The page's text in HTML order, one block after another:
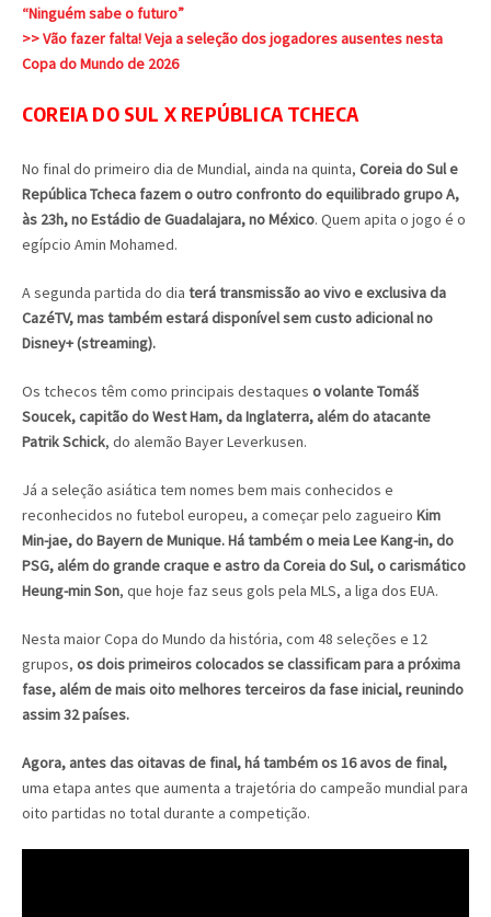
“Ninguém sabe o futuro”
>> Vão fazer falta! Veja a seleção dos jogadores ausentes nesta
Copa do Mundo de 2026
COREIA DO SUL X REPÚBLICA TCHECA
No final do primeiro dia de Mundial, ainda na quinta, Coreia do Sul e
República Tcheca fazem o outro confronto do equilibrado grupo A,
às 23h, no Estádio de Guadalajara, no México. Quem apita o jogo é o
egípcio Amin Mohamed.
A segunda partida do dia terá transmissão ao vivo e exclusiva da
CazéTV, mas também estará disponível sem custo adicional no
Disney+ (streaming).
Os tchecos têm como principais destaques o volante Tomáš
Soucek, capitão do West Ham, da Inglaterra, além do atacante
Patrik Schick, do alemão Bayer Leverkusen.
Já a seleção asiática tem nomes bem mais conhecidos e
reconhecidos no futebol europeu, a começar pelo zagueiro Kim
Min-jae, do Bayern de Munique. Há também o meia Lee Kang-in, do
PSG, além do grande craque e astro da Coreia do Sul, o carismático
Heung-min Son, que hoje faz seus gols pela MLS, a liga dos EUA.
Nesta maior Copa do Mundo da história, com 48 seleções e 12
grupos, os dois primeiros colocados se classificam para a próxima
fase, além de mais oito melhores terceiros da fase inicial, reunindo
assim 32 países.
Agora, antes das oitavas de final, há também os 16 avos de final,
uma etapa antes que aumenta a trajetória do campeão mundial para
oito partidas no total durante a competição.